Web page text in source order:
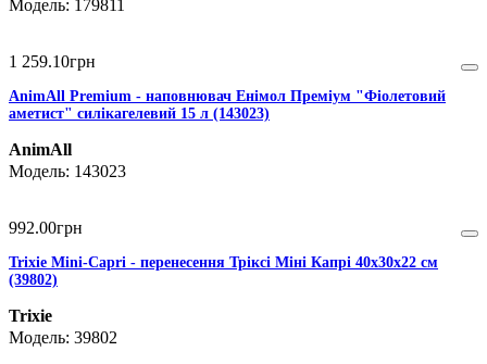
179811
1 259.10грн
AnimAll Premium - наповнювач Енімол Преміум "Фіолетовий
аметист" силікагелевий 15 л (143023)
AnimAll
143023
992.00грн
Trixie Mini-Capri - перенесення Тріксі Міні Капрі 40х30х22 см
(39802)
Trixie
39802